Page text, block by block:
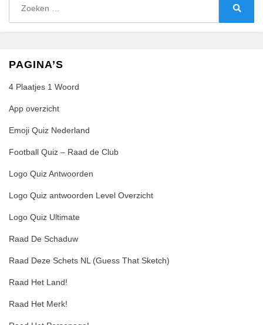
naar:
PAGINA’S
4 Plaatjes 1 Woord
App overzicht
Emoji Quiz Nederland
Football Quiz – Raad de Club
Logo Quiz Antwoorden
Logo Quiz antwoorden Level Overzicht
Logo Quiz Ultimate
Raad De Schaduw
Raad Deze Schets NL (Guess That Sketch)
Raad Het Land!
Raad Het Merk!